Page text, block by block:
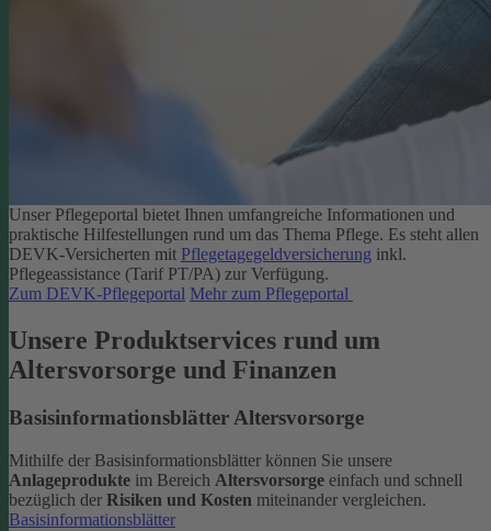
Unser Pflegeportal bietet Ihnen umfangreiche Informationen und
praktische Hilfestellungen rund um das Thema Pflege. Es steht allen
DEVK-Versicherten mit Pflegetagegeldversicherung inkl.
Pflegeassistance (Tarif PT/PA) zur Verfügung.
Zum DEVK-Pflegeportal Mehr zum Pflegeportal
Unsere Produktservices rund um
Altersvorsorge und Finanzen
Basisinformationsblätter Altersvorsorge
Mithilfe der Basisinformationsblätter können Sie unsere
Anlageprodukte im Bereich Altersvorsorge einfach und schnell
bezüglich der Risiken und Kosten miteinander vergleichen.
Basisinformationsblätter